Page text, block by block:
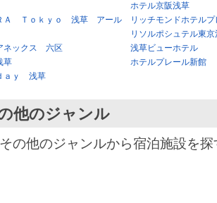
ホテル京阪浅草
Ａ Ｔｏｋｙｏ 浅草 アール
リッチモンドホテル
リソルポシュテル東京
ネックス 六区
浅草ビューホテル
草
ホテルプレール新館
ａｙ 浅草
他のジャンル
の他のジャンルから宿泊施設を